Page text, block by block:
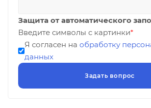
Защита от автоматического
Введите символы с картинки*
Я согласен на обработку
данных